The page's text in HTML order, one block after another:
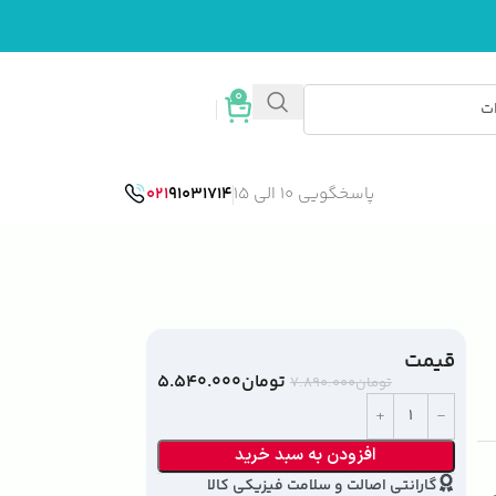
0
پاسخگویی 10 الی 15 02191031714
قیمت
تومان۷.۸۹۰.۰۰۰ تومان۵.۵۴۰.۰۰۰
افزودن به سبد خرید
گارانتی اصالت و سلامت فیزیکی کالا